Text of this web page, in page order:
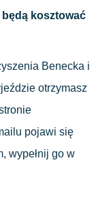
kosztować
Benecka i
otrzymasz
pojawi się
wypełnij go w